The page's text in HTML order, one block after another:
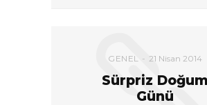
GENEL 21 Nisan 2014
Sürpriz Doğum
Günü